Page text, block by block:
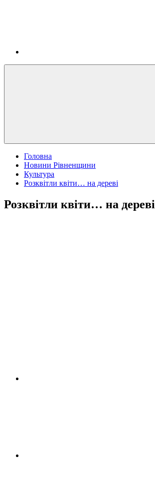
Головна
Новини Рівненщини
Культура
Розквітли квіти… на дереві
Розквітли квіти… на дереві